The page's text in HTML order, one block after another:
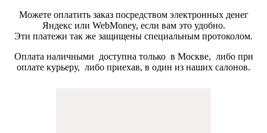
Можете оплатить заказ посредством электронных денег
Яндекс или WebMoney, если вам это удобно.
Эти платежи так же защищены специальным протоколом.
Оплата наличными доступна только в Москве, либо при
оплате курьеру, либо приехав, в один из наших салонов.